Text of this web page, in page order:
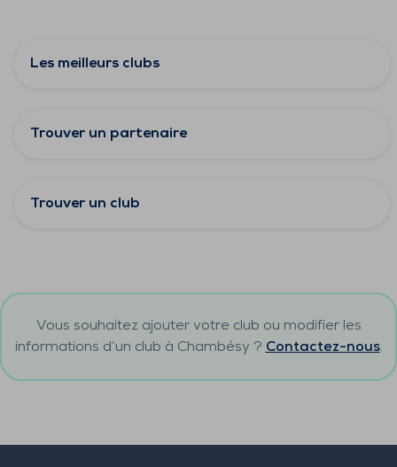
Les meilleurs clubs
Trouver un partenaire
Trouver un club
Vous souhaitez ajouter votre club ou modifier les
informations d’un club à Chambésy ? Contactez-nous.